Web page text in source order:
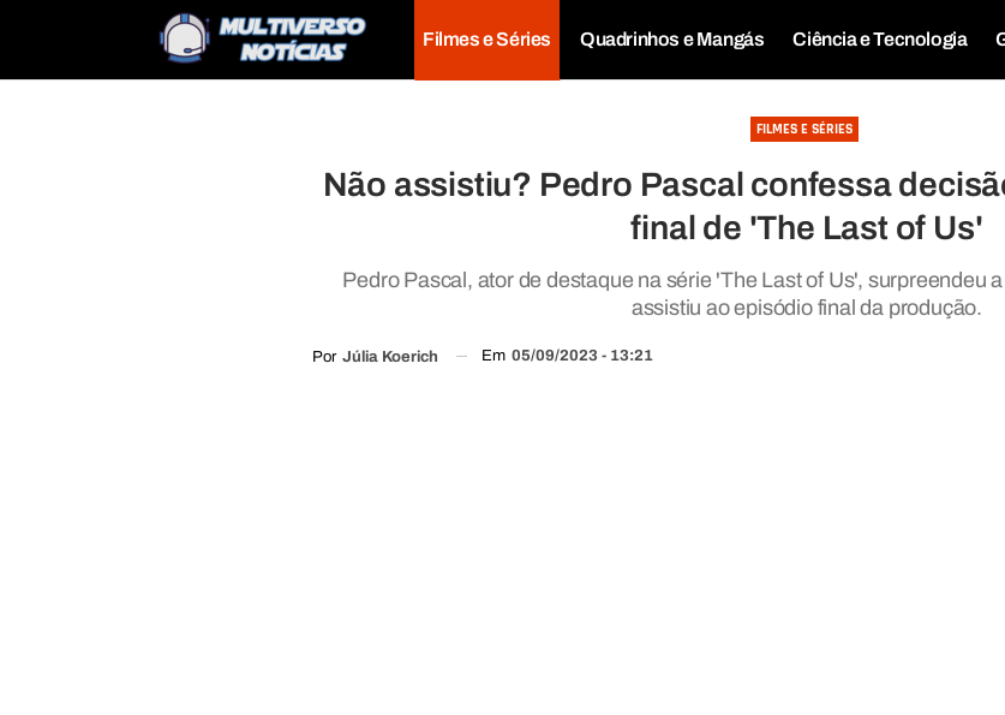
Filmes e Séries Quadrinhos e Mangás Ciência e Tecnologia
FILMES E SÉRIES
Não assistiu? Pedro Pascal confessa
final de 'The Last of Us'
Pedro Pascal, ator de destaque na série 'The Last of Us', surpreendeu
assistiu ao episódio final da produção.
Por Júlia Koerich Em 05/09/2023 - 13:21